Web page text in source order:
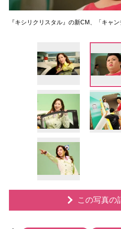
『キシリクリスタル』の新CM、「キャ
この写真の